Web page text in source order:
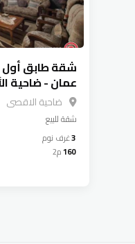
عمان - ضاحية
ضاحية الاقصى
شقةللبيع
3غرف نوم
160م2